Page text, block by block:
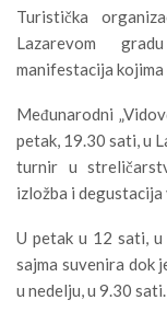
Turistička
Lazarevom
manifestacija
Međunarodni
petak, 19.30 sati, u
turnir u
izložba i
U petak u 12 sati,
sajma suvenira dok
u nedelju, u 9.30 sati.